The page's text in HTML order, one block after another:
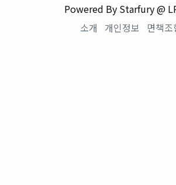
Powered By Starfury @
소개 개인정보 면책조